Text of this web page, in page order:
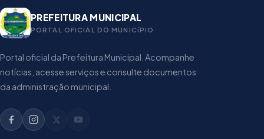
PREFEITURA MUNICIPAL
PORTAL OFICIAL DO MUNICíPIO
Portal oficial da Prefeitura Municipal. Acompanhe
notícias, acesse serviços e consulte documentos
da administração municipal.